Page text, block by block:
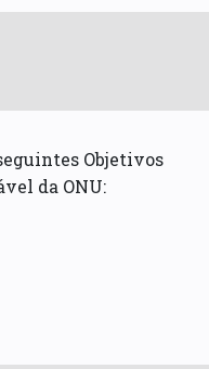
Objetivos
da ONU: